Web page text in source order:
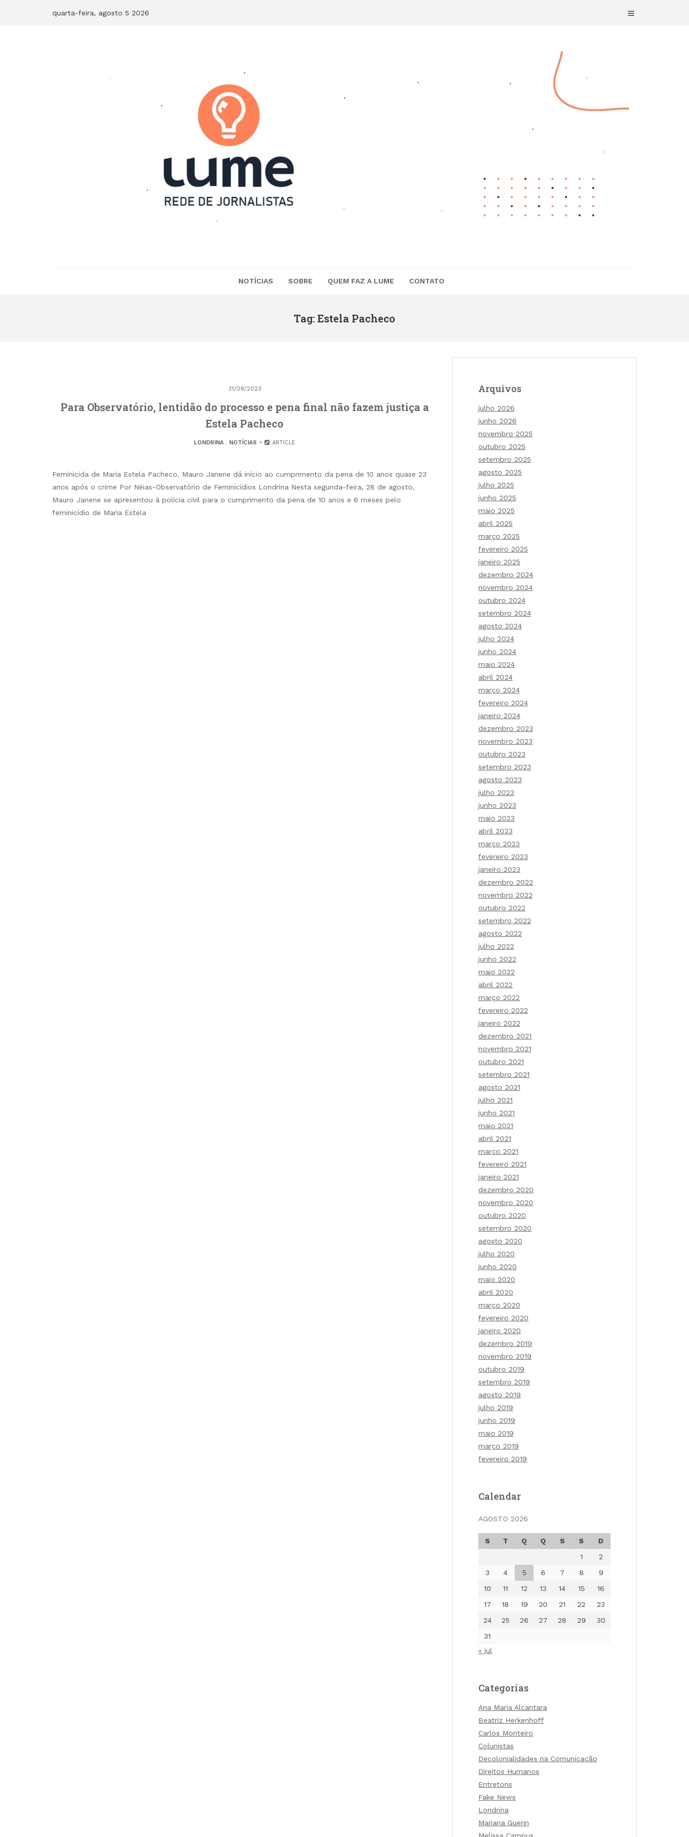
quarta-feira, agosto 5 2026
NOTÍCIAS SOBRE QUEM FAZ A LUME CONTATO
Tag: Estela Pacheco
31/08/2023
Para Observatório, lentidão do processo e pena final não fazem justiça a
Estela Pacheco
LONDRINA. NOTÍCIAS ARTICLE
Feminicida de Maria Estela Pacheco, Mauro Janene dá início ao cumprimento da pena de 10 anos quase 23
anos após o crime Por Néias-Observatório de Feminicídios Londrina Nesta segunda-feira, 28 de agosto,
Mauro Janene se apresentou à polícia civil para o cumprimento da pena de 10 anos e 6 meses pelo
feminicídio de Maria Estela
Arquivos
julho 2026
junho 2026
novembro 2025
outubro 2025
setembro 2025
agosto 2025
julho 2025
junho 2025
maio 2025
abril 2025
março 2025
fevereiro 2025
janeiro 2025
dezembro 2024
novembro 2024
outubro 2024
setembro 2024
agosto 2024
julho 2024
junho 2024
maio 2024
abril 2024
março 2024
fevereiro 2024
janeiro 2024
dezembro 2023
novembro 2023
outubro 2023
setembro 2023
agosto 2023
julho 2023
junho 2023
maio 2023
abril 2023
março 2023
fevereiro 2023
janeiro 2023
dezembro 2022
novembro 2022
outubro 2022
setembro 2022
agosto 2022
julho 2022
junho 2022
maio 2022
abril 2022
março 2022
fevereiro 2022
janeiro 2022
dezembro 2021
novembro 2021
outubro 2021
setembro 2021
agosto 2021
julho 2021
junho 2021
maio 2021
abril 2021
março 2021
fevereiro 2021
janeiro 2021
dezembro 2020
novembro 2020
outubro 2020
setembro 2020
agosto 2020
julho 2020
junho 2020
maio 2020
abril 2020
março 2020
fevereiro 2020
janeiro 2020
dezembro 2019
novembro 2019
outubro 2019
setembro 2019
agosto 2019
julho 2019
junho 2019
maio 2019
março 2019
fevereiro 2019
Calendar
AGOSTO 2026
S T Q Q S S
D
1
2
3
4 5 6 7 8
9
10
11 12 13 14 15
16
17
18 19 20 21 22
23
24
25 26 27 28 29
30
31
« jul
Categorias
Ana Maria Alcantara
Beatriz Herkenhoff
Carlos Monteiro
Colunistas
Decolonialidades na Comunicação
Direitos Humanos
Entretons
Fake News
Londrina
Mariana Guerin